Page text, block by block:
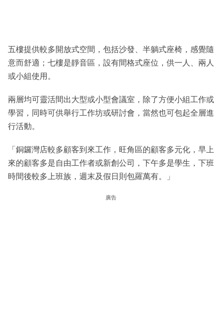
五樓提供較多開放式空間，包括沙發、半躺式座椅，感覺隨
意而舒適；七樓是靜音區，設有間格式座位，供一人、兩人
或小組使用。
兩層均可靈活間出大型或小型會議室，除了方便小組工作或
學習，同時可供舉行工作坊或研討會，當然也可包起全層進
行活動。
「銅鑼灣店較多顧客到來工作，旺角區的顧客多元化，早上
來的顧客多是自由工作者或新創公司，下午多是學生，下班
時間後較多上班族，週末及假日則包羅萬有。」
廣告